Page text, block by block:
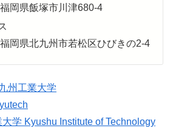
岡県飯塚市川津680-4
岡県北九州市若松区ひびきの2-4
州工業大学
大学 Kyushu Institute of Technology